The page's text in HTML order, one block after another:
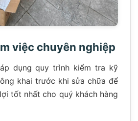
việc chuyên nghiệp
dụng quy trình kiểm tra kỹ
khai trước khi sửa chữa để
tốt nhất cho quý khách hàng